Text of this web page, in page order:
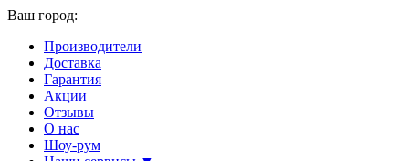
Ваш город:
Производители
Доставка
Гарантия
Акции
Отзывы
О нас
Шоу-рум